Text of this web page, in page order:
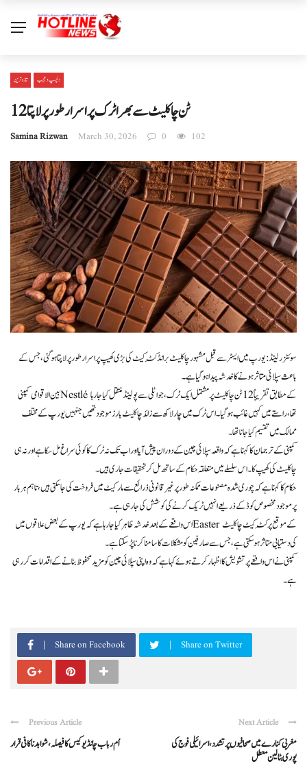
تازہ ترین دلچسپ و عجیب
12 ٹن چاکلیٹ سے بھرا ٹرک پراسرار طور پر لاپتا
Samina Rizwan March 30, 2026 0 102
سوئٹزر لینڈ: یورپ میں ایسٹر سے قبل مشہور چاکلیٹ برانڈ کِٹ کیٹ کی بڑی کھیپ پراسرار طور پر لاپتا ہوگئی، جس کے
باعث سپلائی متاثر ہونے کا خدشہ پیدا ہوگیا ہے۔
بین الاقوامی کمپنی Nestlé کے مطابق تقریباً 12 ٹن چاکلیٹ پر مشتمل ایک ٹرک، جو اٹلی سے پولینڈ منتقل کیا جا رہا
تھا، راستے میں کہیں غائب ہوگیا۔ اس ٹرک میں چار لاکھ سے زائد چاکلیٹ بارز موجود تھیں جنہیں یورپ کے مختلف
ممالک میں تقسیم کیا جانا تھا۔
کمپنی کے ترجمان کا کہنا ہے کہ واقعہ سپلائی چین کے دوران پیش آیا اور اب تک نہ ٹرک کا کوئی سراغ مل سکا ہے اور نہ ہی
چاکلیٹ کی کھیپ کا۔ اس سلسلے میں متعلقہ حکام کے ساتھ مل کر تحقیقات جاری ہیں۔
حکام کا کہنا ہے کہ چوری شدہ مصنوعات ممکنہ طور پر غیر قانونی ذرائع سے مارکیٹ میں فروخت کی جا سکتی ہیں، تاہم ہر بار
پر موجود مخصوص کوڈ کے ذریعے انہیں ٹریک کرنے کی کوشش کی جا رہی ہے۔
اس واقعے کے بعد خدشہ ظاہر کیا جا رہا ہے کہ یورپ کے بعض علاقوں میں Easter کے موقع پر کِٹ کیٹ چاکلیٹ
کی دستیابی متاثر ہو سکتی ہے، جس سے صارفین کو مشکلات کا سامنا کرنا پڑ سکتا ہے۔
کمپنی نے اس واقعے پر تشویش کا اظہار کرتے ہوئے کہا ہے کہ وہ اپنی سپلائی چین کو مزید محفوظ بنانے کے اقدامات کر رہی
ہے۔
Share on Facebook Share on Twitter
Previous Article
اُم رباب چانڈیو کیس کا فیصلہ، شواہد ناکافی قرار
Next Article
مغربی کنارے میں صحافیوں پر تشدد، اسرائیلی فوج کی
پوری بٹالین معطل